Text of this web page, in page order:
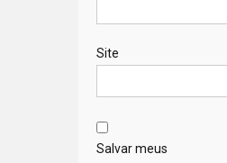
Site
Salvar meus